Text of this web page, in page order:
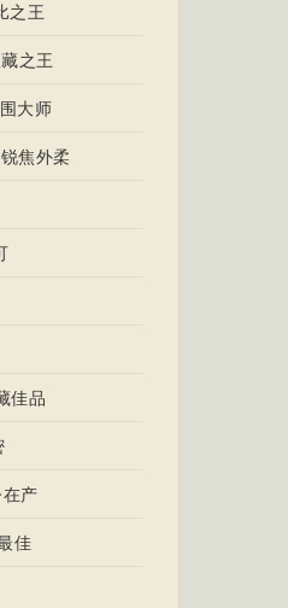
之王
之王
大师
焦外柔
佳品
产
佳